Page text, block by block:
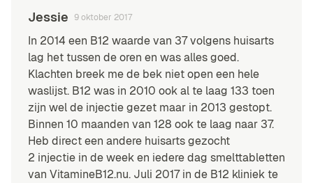
Jessie 9 oktober 2017
In 2014 een B12 waarde van 37 volgens huisarts
lag het tussen de oren en was alles goed.
Klachten breek me de bek niet open een hele
waslijst. B12 was in 2010 ook al te laag 133 toen
zijn wel de injectie gezet maar in 2013 gestopt.
Binnen 10 maanden van 128 ook te laag naar 37.
Heb direct een andere huisarts gezocht
2 injectie in de week en iedere dag smelttabletten
van VitamineB12.nu. Juli 2017 in de B12 kliniek te